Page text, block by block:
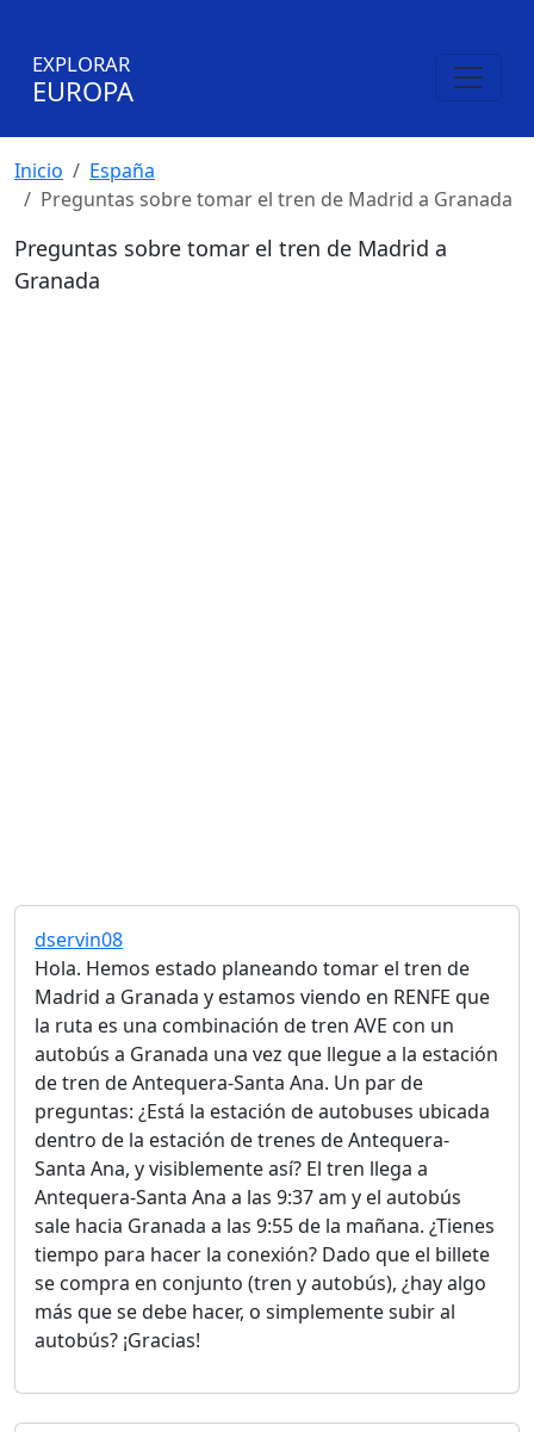
EXPLORAR
EUROPA
Inicio
España
Preguntas sobre tomar el tren de Madrid a Granada
Preguntas sobre tomar el tren de Madrid a
Granada
dservin08
Hola. Hemos estado planeando tomar el tren de
Madrid a Granada y estamos viendo en RENFE que
la ruta es una combinación de tren AVE con un
autobús a Granada una vez que llegue a la estación
de tren de Antequera-Santa Ana. Un par de
preguntas: ¿Está la estación de autobuses ubicada
dentro de la estación de trenes de Antequera-
Santa Ana, y visiblemente así? El tren llega a
Antequera-Santa Ana a las 9:37 am y el autobús
sale hacia Granada a las 9:55 de la mañana. ¿Tienes
tiempo para hacer la conexión? Dado que el billete
se compra en conjunto (tren y autobús), ¿hay algo
más que se debe hacer, o simplemente subir al
autobús? ¡Gracias!